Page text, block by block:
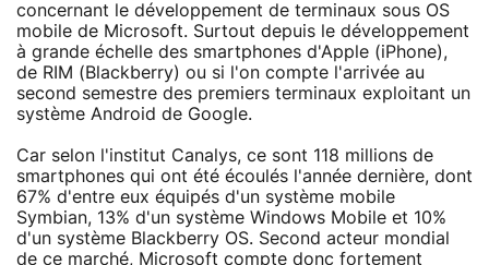
concernant le développement de terminaux sous OS
mobile de Microsoft. Surtout depuis le développement
à grande échelle des smartphones d'Apple (iPhone),
de RIM (Blackberry) ou si l'on compte l'arrivée au
second semestre des premiers terminaux exploitant un
système Android de Google.
Car selon l'institut Canalys, ce sont 118 millions de
smartphones qui ont été écoulés l'année dernière, dont
67% d'entre eux équipés d'un système mobile
Symbian, 13% d'un système Windows Mobile et 10%
d'un système Blackberry OS. Second acteur mondial
de ce marché, Microsoft compte donc fortement